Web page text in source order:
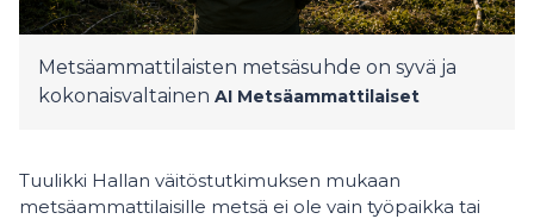
Metsäammattilaisten metsäsuhde on syvä ja
kokonaisvaltainen AI Metsäammattilaiset
Tuulikki Hallan väitöstutkimuksen mukaan
metsäammattilaisille metsä ei ole vain työpaikka tai